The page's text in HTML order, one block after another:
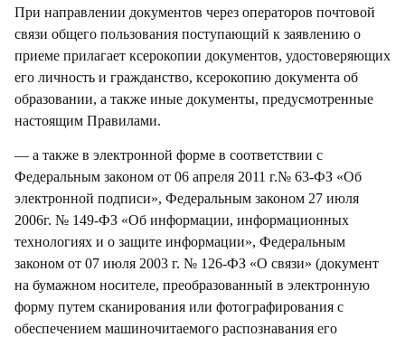
При направлении документов через операторов почтовой
связи общего пользования поступающий к заявлению о
приеме прилагает ксерокопии документов, удостоверяющих
его личность и гражданство, ксерокопию документа об
образовании, а также иные документы, предусмотренные
настоящим Правилами.
— а также в электронной форме в соответствии с
Федеральным законом от 06 апреля 2011 г.№ 63-ФЗ «Об
электронной подписи», Федеральным законом 27 июля
2006г. № 149-ФЗ «Об информации, информационных
технологиях и о защите информации», Федеральным
законом от 07 июля 2003 г. № 126-ФЗ «О связи» (документ
на бумажном носителе, преобразованный в электронную
форму путем сканирования или фотографирования с
обеспечением машиночитаемого распознавания его